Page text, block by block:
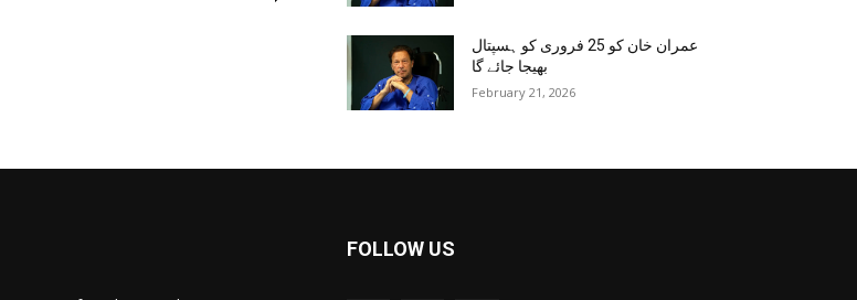
عمران خان کو 25 فروری کو ہسپتال
بھیجا جائے گا
February 21, 2026
FOLLOW US